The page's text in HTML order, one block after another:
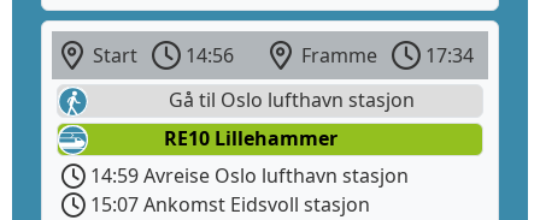
Start 14:56 Framme
17:34
Gå til Oslo lufthavn stasjon
RE10 Lillehammer
14:59 Avreise Oslo lufthavn stasjon
15:07 Ankomst Eidsvoll stasjon